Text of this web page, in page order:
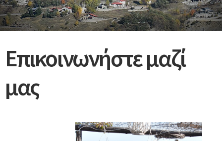
Επικοινωνήστε μαζί
μας